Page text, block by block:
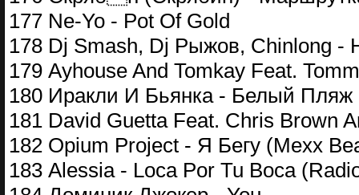
177 Ne-Yo - Pot Of Gold
178 Dj Smash, Dj Рыжов, Chinlong -
179 Ayhouse And Tomkay Feat.
180 Иракли И Бьянка - Белый Пляж
181 David Guetta Feat. Chris Brown
182 Opium Project - Я Бегу (Mexx
183 Alessia - Loca Por Tu Boca